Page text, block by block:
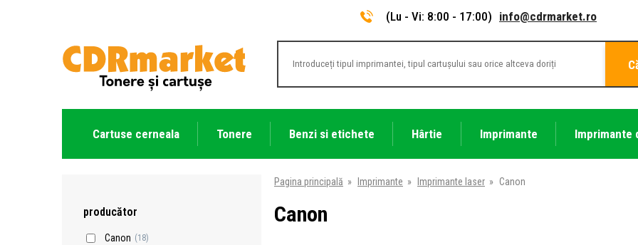
(Lu - Vi: 8:00 - 17:00) info@cdrmarket.ro
Cartuse cerneala Tonere Benzi si etichete Hârtie Imprimante Imprimante
producător
Canon (18)
Pagina principală » Imprimante » Imprimante laser » Canon
Canon